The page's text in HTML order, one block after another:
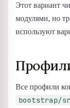
Этот вариант
модулями, но
используют
Все профили
bootstrap/